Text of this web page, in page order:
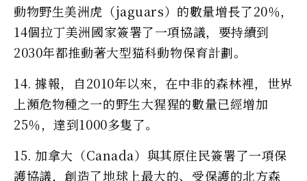
動物野生美洲虎（jaguars）的數量增長了20％，
14個拉丁美洲國家簽署了一項協議，要持續到
2030年都推動著大型猫科動物保育計劃。
14. 據報，自2010年以來，在中非的森林裡，世界
上瀕危物種之一的野生大猩猩的數量已經增加
25％，達到1000多隻了。
15. 加拿大（Canada）與其原住民簽署了一項保
護協議，創造了地球上最大的、受保護的北方森